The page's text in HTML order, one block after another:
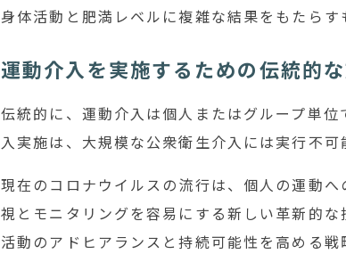
身体活動と肥満レベルに複雑な結果をもたらす
運動介入を実施するための伝統的
伝統的に、運動介入は個人またはグループ単
入実施は、大規模な公衆衛生介入には実行不可
現在のコロナウイルスの流行は、個人の運動
視とモニタリングを容易にする新しい革新的
活動のアドヒアランスと持続可能性を高める戦